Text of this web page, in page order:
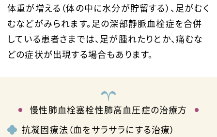
体重が増える（体の中に水分が貯留する）、足がむく
むなどがみられます。足の深部静脈血栓症を合併
している患者さまでは、足が腫れたりとか、痛むな
どの症状が出現する場合もあります。
慢性肺血栓塞栓性肺高血圧症の治療方
抗凝固療法（血をサラサラにする治療）